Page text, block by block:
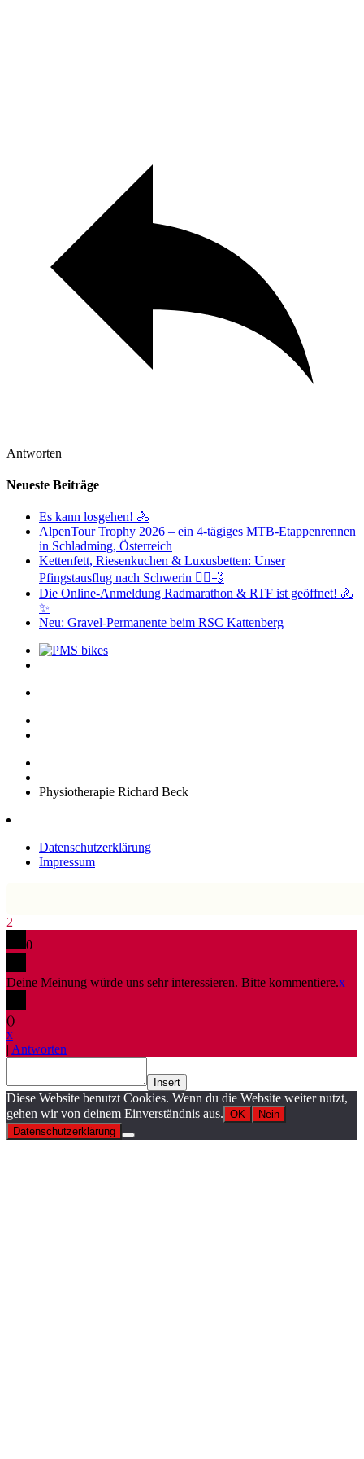
Antworten
Neueste Beiträge
Es kann losgehen! 🚴
AlpenTour Trophy 2026 – ein 4-tägiges MTB-Etappenrennen
in Schladming, Österreich
Kettenfett, Riesenkuchen & Luxusbetten: Unser
Pfingstausflug nach Schwerin 🚴‍♂️💨
Die Online-Anmeldung Radmarathon & RTF ist geöffnet! 🚴
✨
Neu: Gravel-Permanente beim RSC Kattenberg
Physiotherapie Richard Beck
Datenschutzerklärung
Impressum
2
0
Deine Meinung würde uns sehr interessieren. Bitte kommentiere.x
()
x
| Antworten
Insert
Diese Website benutzt Cookies. Wenn du die Website weiter nutzt,
gehen wir von deinem Einverständnis aus. OK
Nein
Datenschutzerklärung